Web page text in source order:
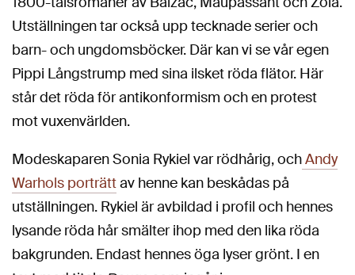
Utställningen tar också upp tecknade serier och
barn- och ungdomsböcker. Där kan vi se vår egen
Pippi Långstrump med sina ilsket röda flätor. Här
står det röda för antikonformism och en protest
mot vuxenvärlden.
Modeskaparen Sonia Rykiel var rödhårig, ochAndy
Warhols porträttav henne kan beskådas på
utställningen. Rykiel är avbildad i profil och hennes
lysande röda hår smälter ihop med den lika röda
bakgrunden. Endast hennes öga lyser grönt. I en